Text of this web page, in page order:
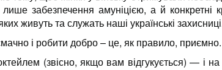
забезпечення амуніцією, а й конкретні
живуть та служать наші українські
і робити добро – це, як правило, приємно.
(звісно, якщо вам відгукується) — і